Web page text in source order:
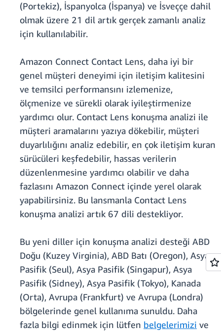
(Portekiz), İspanyolca (İspanya) ve İsveççe dahil
olmak üzere 21 dil artık gerçek zamanlı analiz
için kullanılabilir.
Amazon Connect Contact Lens, daha iyi bir
genel müşteri deneyimi için iletişim kalitesini
ve temsilci performansını izlemenize,
ölçmenize ve sürekli olarak iyileştirmenize
yardımcı olur. Contact Lens konuşma analizi ile
müşteri aramalarını yazıya dökebilir, müşteri
duyarlılığını analiz edebilir, en çok iletişim kuran
sürücüleri keşfedebilir, hassas verilerin
düzenlenmesine yardımcı olabilir ve daha
fazlasını Amazon Connect içinde yerel olarak
yapabilirsiniz. Bu lansmanla Contact Lens
konuşma analizi artık 67 dili destekliyor.
Bu yeni diller için konuşma analizi desteği ABD
Doğu (Kuzey Virginia), ABD Batı (Oregon), Asya
Pasifik (Seul), Asya Pasifik (Singapur), Asya
Pasifik (Sidney), Asya Pasifik (Tokyo), Kanada
(Orta), Avrupa (Frankfurt) ve Avrupa (Londra)
bölgelerinde genel kullanıma sunuldu. Daha
fazla bilgi edinmek için lütfen belgelerimizi ve